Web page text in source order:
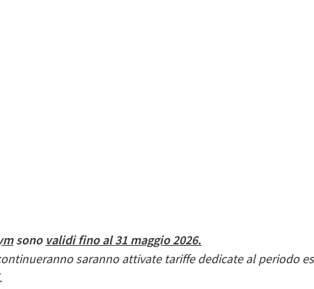
sono validi fino al 31 maggio 2026.
saranno attivate tariffe dedicate al periodo